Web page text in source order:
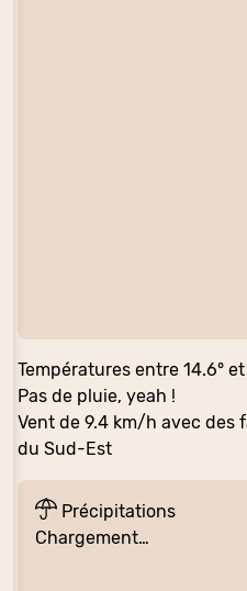
Températures entre 14.6°
Pas de pluie, yeah !
Vent de 9.4 km/h avec des
du Sud-Est
Précipitations
Chargement…